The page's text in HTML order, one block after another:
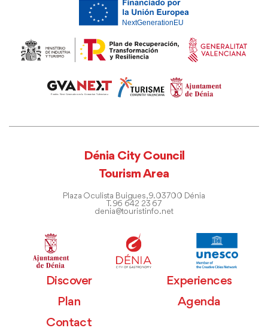
Dénia City Council
Tourism Area
Plaza Oculista Buigues, 9. 03700 Dénia
T. 96 642 23 67
denia@touristinfo.net
Discover
Experiences
Plan
Agenda
Contact